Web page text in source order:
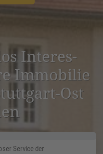
Inter­es­
Immobilie
Ost
Service der